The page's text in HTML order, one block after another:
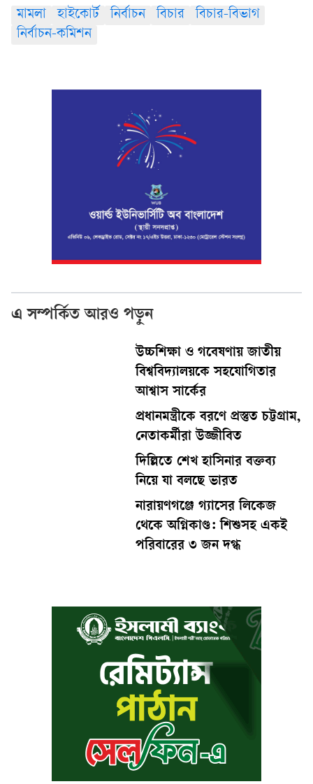
মামলা হাইকোর্ট নির্বাচন বিচার
বিচার-বিভাগ
নির্বাচন-কমিশন
এ সম্পর্কিত আরও পড়ুন
উচ্চশিক্ষা ও গবেষণায় জাতীয়
বিশ্ববিদ্যালয়কে সহযোগিতার
আশ্বাস সার্কের
প্রধানমন্ত্রীকে বরণে প্রস্তুত চট্টগ্রাম,
নেতাকর্মীরা উজ্জীবিত
দিল্লিতে শেখ হাসিনার বক্তব্য
নিয়ে যা বলছে ভারত
নারায়ণগঞ্জে গ্যাসের লিকেজ
থেকে অগ্নিকাণ্ড: শিশুসহ একই
পরিবারের ৩ জন দগ্ধ